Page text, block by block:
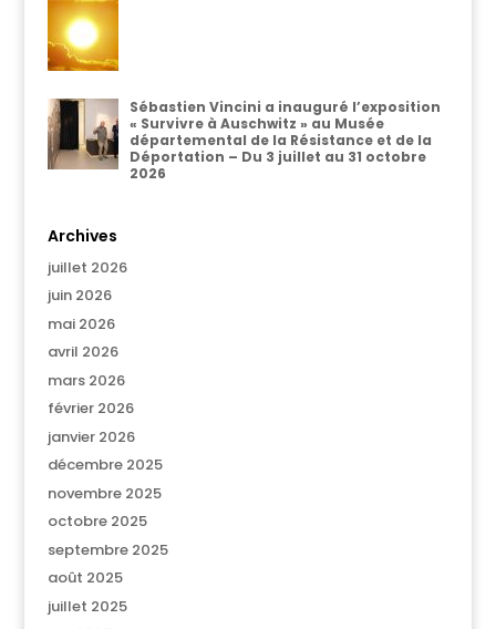
Sébastien Vincini a inauguré l’exposition
« Survivre à Auschwitz » au Musée
départemental de la Résistance et de la
Déportation – Du 3 juillet au 31 octobre
2026
Archives
juillet 2026
juin 2026
mai 2026
avril 2026
mars 2026
février 2026
janvier 2026
décembre 2025
novembre 2025
octobre 2025
septembre 2025
août 2025
juillet 2025